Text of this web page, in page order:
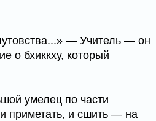
— Учитель — он
о бхиккху, который
умелец по части
приметать, и сшить — на